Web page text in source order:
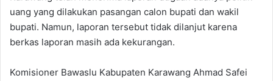
uang yang dilakukan pasangan calon bupati dan wakil
bupati. Namun, laporan tersebut tidak dilanjut karena
berkas laporan masih ada kekurangan.
Komisioner Bawaslu Kabupaten Karawang Ahmad Safei